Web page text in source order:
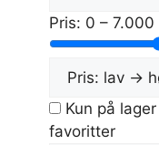
Pris: 0 – 7.000
Kun på lager
favoritter